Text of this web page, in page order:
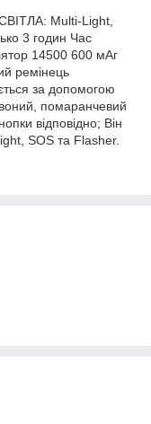
Multi-Light,
3 годин Час
14500 600 мАг
ремінець
за допомогою
помаранчевий
відповідно; Він
SOS та Flasher.